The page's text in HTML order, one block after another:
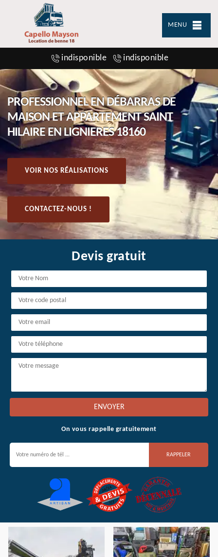
MENU
indisponible indisponible
PROFESSIONNEL EN DÉBARRAS DE
MAISON ET APPARTEMENT SAINT
HILAIRE EN LIGNIERES 18160
VOIR NOS RÉALISATIONS
CONTACTEZ-NOUS !
Devis gratuit
On vous rappelle gratuitement